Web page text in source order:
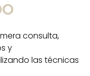
consulta,
y
las técnicas